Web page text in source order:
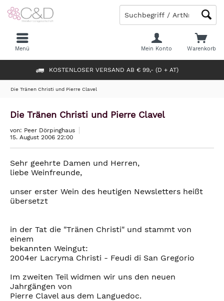
KOSTENLOSER VERSAND AB € 99,- (D + AT)
Warenkorb
Mein Konto
Menü
Die Tränen Christi und Pierre Clavel
Die Tränen Christi und Pierre Clavel
von: Peer Dörpinghaus
15. August 2006 22:00
Sehr geehrte Damen und Herren,
liebe Weinfreunde,
unser erster Wein des heutigen Newsletters heißt
übersetzt
in der Tat die "Tränen Christi" und stammt von
einem
bekannten Weingut:
2004er Lacryma Christi - Feudi di San Gregorio
Im zweiten Teil widmen wir uns den neuen
Jahrgängen von
Pierre Clavel aus dem Languedoc.